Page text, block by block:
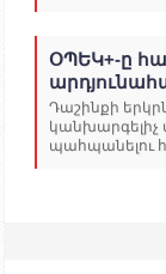
ՕՊԵԿ+-ը
Դաշինքի
կանխարգելիչ
պահպանելու